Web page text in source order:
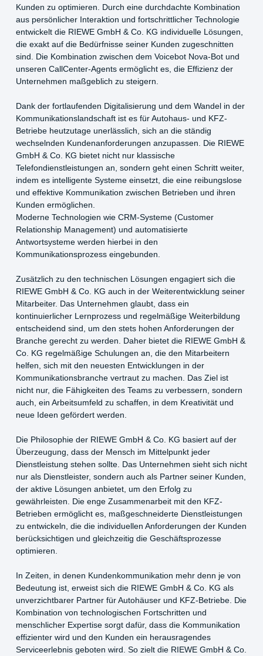
Kunden zu optimieren. Durch eine durchdachte Kombination
aus persönlicher Interaktion und fortschrittlicher Technologie
entwickelt die RIEWE GmbH & Co. KG individuelle Lösungen,
die exakt auf die Bedürfnisse seiner Kunden zugeschnitten
sind. Die Kombination zwischen dem Voicebot Nova-Bot und
unseren CallCenter-Agents ermöglicht es, die Effizienz der
Unternehmen maßgeblich zu steigern.
Dank der fortlaufenden Digitalisierung und dem Wandel in der
Kommunikationslandschaft ist es für Autohaus- und KFZ-
Betriebe heutzutage unerlässlich, sich an die ständig
wechselnden Kundenanforderungen anzupassen. Die RIEWE
GmbH & Co. KG bietet nicht nur klassische
Telefondienstleistungen an, sondern geht einen Schritt weiter,
indem es intelligente Systeme einsetzt, die eine reibungslose
und effektive Kommunikation zwischen Betrieben und ihren
Kunden ermöglichen.
Moderne Technologien wie CRM-Systeme (Customer
Relationship Management) und automatisierte
Antwortsysteme werden hierbei in den
Kommunikationsprozess eingebunden.
Zusätzlich zu den technischen Lösungen engagiert sich die
RIEWE GmbH & Co. KG auch in der Weiterentwicklung seiner
Mitarbeiter. Das Unternehmen glaubt, dass ein
kontinuierlicher Lernprozess und regelmäßige Weiterbildung
entscheidend sind, um den stets hohen Anforderungen der
Branche gerecht zu werden. Daher bietet die RIEWE GmbH &
Co. KG regelmäßige Schulungen an, die den Mitarbeitern
helfen, sich mit den neuesten Entwicklungen in der
Kommunikationsbranche vertraut zu machen. Das Ziel ist
nicht nur, die Fähigkeiten des Teams zu verbessern, sondern
auch, ein Arbeitsumfeld zu schaffen, in dem Kreativität und
neue Ideen gefördert werden.
Die Philosophie der RIEWE GmbH & Co. KG basiert auf der
Überzeugung, dass der Mensch im Mittelpunkt jeder
Dienstleistung stehen sollte. Das Unternehmen sieht sich nicht
nur als Dienstleister, sondern auch als Partner seiner Kunden,
der aktive Lösungen anbietet, um den Erfolg zu
gewährleisten. Die enge Zusammenarbeit mit den KFZ-
Betrieben ermöglicht es, maßgeschneiderte Dienstleistungen
zu entwickeln, die die individuellen Anforderungen der Kunden
berücksichtigen und gleichzeitig die Geschäftsprozesse
optimieren.
In Zeiten, in denen Kundenkommunikation mehr denn je von
Bedeutung ist, erweist sich die RIEWE GmbH & Co. KG als
unverzichtbarer Partner für Autohäuser und KFZ-Betriebe. Die
Kombination von technologischen Fortschritten und
menschlicher Expertise sorgt dafür, dass die Kommunikation
effizienter wird und den Kunden ein herausragendes
Serviceerlebnis geboten wird. So zielt die RIEWE GmbH & Co.